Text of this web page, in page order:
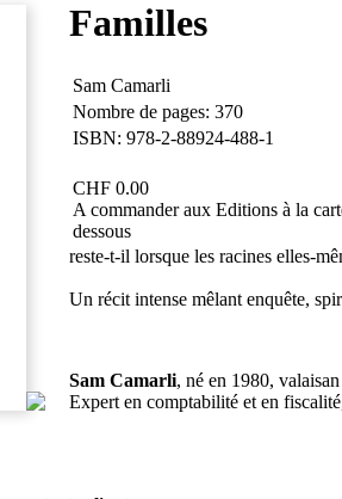
Familles
Sam Camarli
Nombre de pages: 370
ISBN: 978-2-88924-488-1
CHF 0.00
A commander aux Editions à la
dessous
reste-t-il lorsque les racines elles-
Un récit intense mêlant enquête,
Sam Camarli, né en 1980,
Expert en comptabilité et en